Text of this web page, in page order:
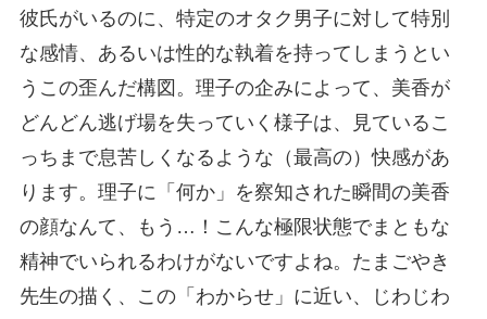
彼氏がいるのに、特定のオタク男子に対して特別
な感情、あるいは性的な執着を持ってしまうとい
うこの歪んだ構図。理子の企みによって、美香が
どんどん逃げ場を失っていく様子は、見ているこ
っちまで息苦しくなるような（最高の）快感があ
ります。理子に「何か」を察知された瞬間の美香
の顔なんて、もう…！こんな極限状態でまともな
精神でいられるわけがないですよね。たまごやき
先生の描く、この「わからせ」に近い、じわじわ